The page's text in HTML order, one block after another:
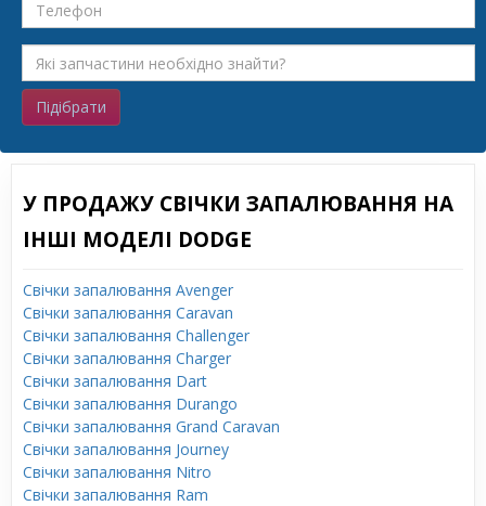
Підібрати
У ПРОДАЖУ СВІЧКИ ЗАПАЛЮВАННЯ НА
ІНШІ МОДЕЛІ DODGE
Свічки запалювання Avenger
Свічки запалювання Caravan
Свічки запалювання Challenger
Свічки запалювання Charger
Свічки запалювання Dart
Свічки запалювання Durango
Свічки запалювання Grand Caravan
Свічки запалювання Journey
Свічки запалювання Nitro
Свічки запалювання Ram